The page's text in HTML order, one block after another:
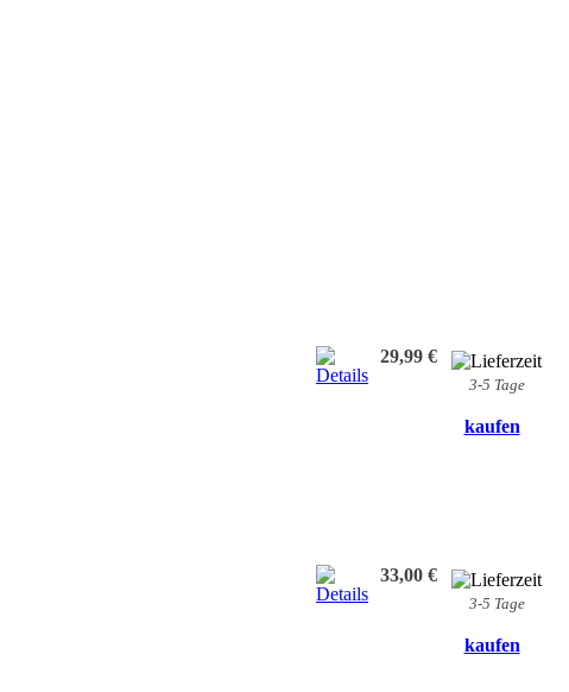
29,99 €
3-5 Tage
kaufen
33,00 €
3-5 Tage
kaufen